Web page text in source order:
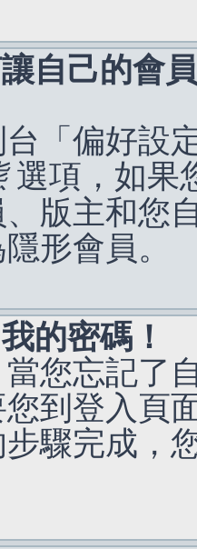
自己的會
「偏好設
選項，如果
版主和您
形會員。
的密碼！
您忘記了
到登入頁
驟完成，